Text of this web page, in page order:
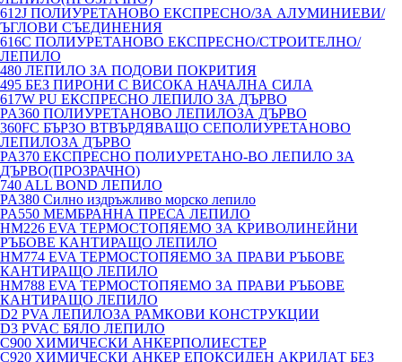
612J ПОЛИУРЕТАНОВО ЕКСПРЕСНО/ЗА АЛУМИНИЕВИ/
ЪГЛОВИ СЪЕДИНЕНИЯ
616C ПОЛИУРЕТАНОВО ЕКСПРЕСНО/СТРОИТЕЛНО/
ЛЕПИЛО
480 ЛЕПИЛО ЗА ПОДОВИ ПОКРИТИЯ
495 БЕЗ ПИРОНИ С ВИСОКА НАЧАЛНА СИЛА
617W PU ЕКСПРЕСНО ЛЕПИЛО ЗА ДЪРВО
PA360 ПОЛИУРЕТАНОВО ЛЕПИЛОЗА ДЪРВО
360FC БЪРЗО ВТВЪРДЯВАЩО СЕПОЛИУРЕТАНОВО
ЛЕПИЛОЗА ДЪРВО
PA370 ЕКСПРЕСНО ПОЛИУРЕТАНО-ВО ЛЕПИЛО ЗА
ДЪРВО(ПРОЗРАЧНО)
740 ALL BOND ЛЕПИЛО
PA380 Силно издръжливо морско лепило
PA550 МЕМБРАННА ПРЕСА ЛЕПИЛО
HM226 EVA ТЕРМОСТОПЯЕМО ЗА КРИВОЛИНЕЙНИ
РЪБОВЕ КАНТИРАЩО ЛЕПИЛО
HM774 EVA ТЕРМОСТОПЯЕМО ЗА ПРАВИ РЪБОВЕ
КАНТИРАЩО ЛЕПИЛО
HM788 EVA ТЕРМОСТОПЯЕМО ЗА ПРАВИ РЪБОВЕ
КАНТИРАЩО ЛЕПИЛО
D2 PVA ЛЕПИЛОЗА РАМКОВИ КОНСТРУКЦИИ
D3 PVAC БЯЛО ЛЕПИЛО
C900 ХИМИЧЕСКИ АНКЕРПОЛИЕСТЕP
C920 ХИМИЧЕСКИ АНКЕР ЕПОКСИДЕН АКРИЛАТ БЕЗ